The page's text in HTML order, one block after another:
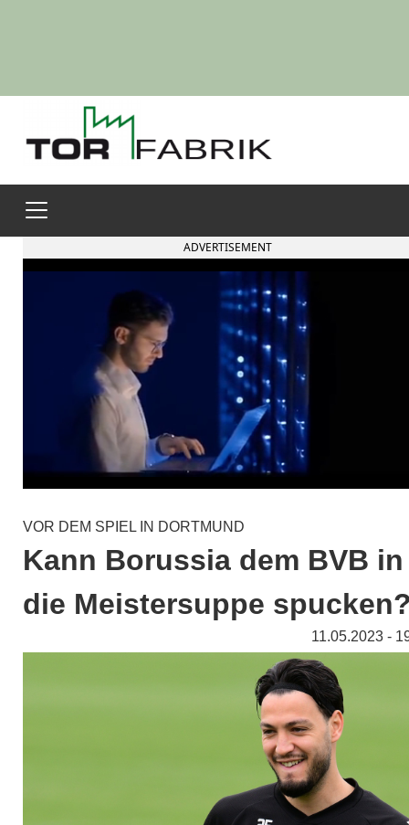
ADVERTISEMENT
VOR DEM SPIEL IN DORTMUND
Kann Borussia dem BVB in
die Meistersuppe
11.05.2023 -